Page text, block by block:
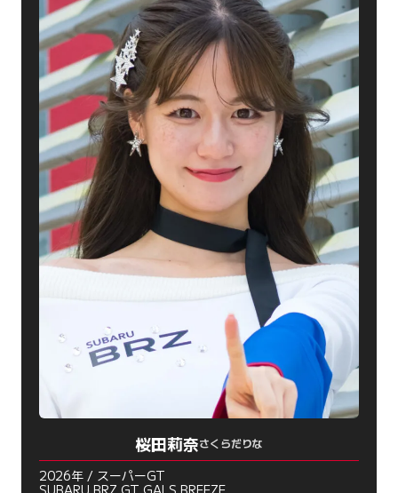
桜田莉奈さくらだりな
2026年 / スーパーGT
SUBARU BRZ GT GALS BREEZE